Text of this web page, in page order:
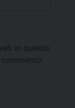
in questo